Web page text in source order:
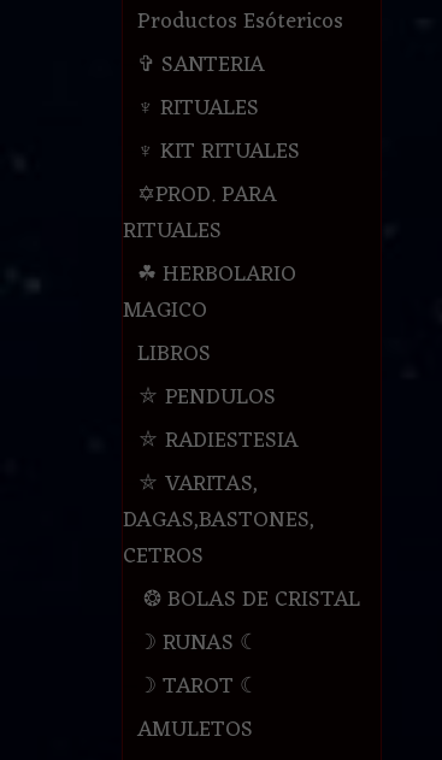
Productos Esótericos
✞ SANTERIA
♆ RITUALES
♆ KIT RITUALES
✡PROD. PARA
RITUALES
☘ HERBOLARIO
MAGICO
LIBROS
⛤ PENDULOS
⛤ RADIESTESIA
⛤ VARITAS,
DAGAS,BASTONES,
CETROS
❂ BOLAS DE CRISTAL
☽ RUNAS ☾
☽ TAROT ☾
AMULETOS